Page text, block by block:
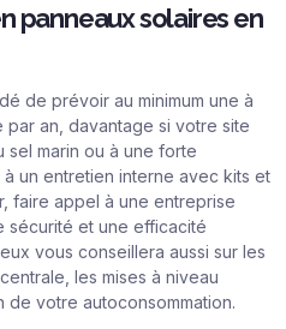
panneaux solaires en
de prévoir au minimum une à
an, davantage si votre site
marin ou à une forte
un entretien interne avec kits et
faire appel à une entreprise
sécurité et une efficacité
vous conseillera aussi sur les
les mises à niveau
de votre autoconsommation.